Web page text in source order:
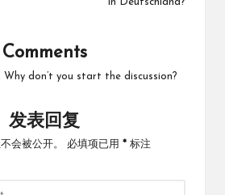
Comments
don’t you start the discussion?
发表回复
会被公开。 必填项已用 * 标注